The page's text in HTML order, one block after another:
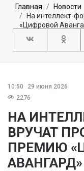
Главная
Новости
На интеллект-
«Цифровой
10:50
29 июня 2026
2276
НА
ВРУЧАТ
ПРЕМИЮ
АВАНГАРД»